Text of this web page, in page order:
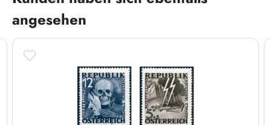
angesehen